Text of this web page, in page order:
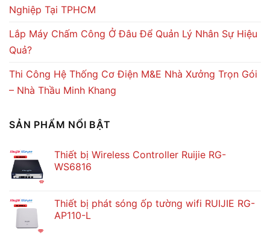
Nghiệp Tại TPHCM
Lắp Máy Chấm Công Ở Đâu Để Quản Lý Nhân Sự Hiệu
Quả?
Thi Công Hệ Thống Cơ Điện M&E Nhà Xưởng Trọn Gói
– Nhà Thầu Minh Khang
SẢN PHẨM NỔI BẬT
Thiết bị Wireless Controller Ruijie RG-
WS6816
Thiết bị phát sóng ốp tường wifi RUIJIE RG-
AP110-L